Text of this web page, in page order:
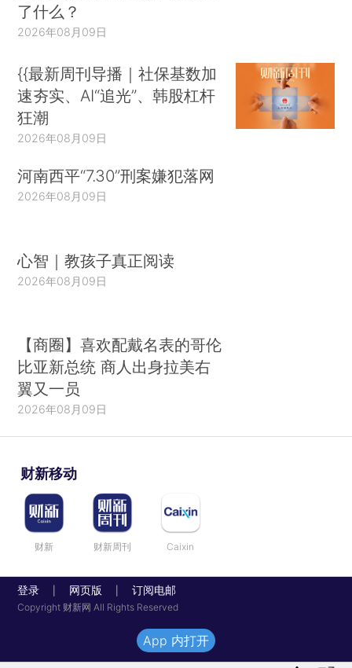
了什么？
2026年08月09日
{{最新周刊导播｜社保基数加
速夯实、AI“追光”、韩股杠杆
狂潮
2026年08月09日
河南西平“7.30”刑案嫌犯落网
2026年08月09日
心智｜教孩子真正阅读
2026年08月09日
【商圈】喜欢配戴名表的哥伦
比亚新总统 商人出身拉美右
翼又一员
2026年08月09日
财新移动
财新 财新周刊 Caixin
登录 网页版 订阅电邮
Copyright 财新网 All Rights Reserved
App 内打开